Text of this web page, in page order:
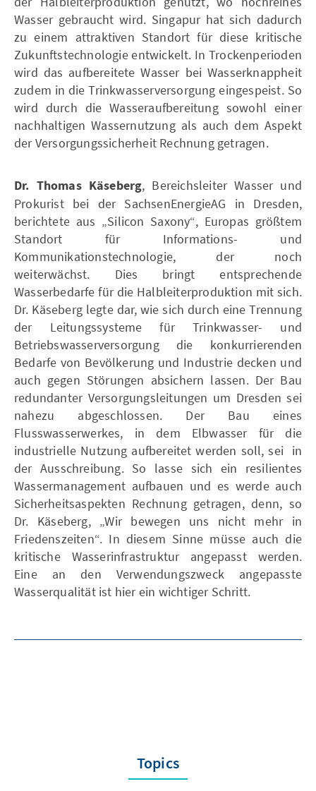
Wasser gebraucht wird. Singapur hat sich dadurch
zu einem attraktiven Standort für diese kritische
Zukunftstechnologie entwickelt. In Trockenperioden
wird das aufbereitete Wasser bei Wasserknappheit
zudem in die Trinkwasserversorgung eingespeist. So
wird durch die Wasseraufbereitung sowohl einer
nachhaltigen Wassernutzung als auch dem Aspekt
der Versorgungssicherheit Rechnung getragen.
Dr. Thomas Käseberg, Bereichsleiter Wasser und
Prokurist bei der SachsenEnergieAG in Dresden,
berichtete aus „Silicon Saxony“, Europas größtem
Standort für Informations- und
Kommunikationstechnologie, der noch
weiterwächst. Dies bringt entsprechende
Wasserbedarfe für die Halbleiterproduktion mit sich.
Dr. Käseberg legte dar, wie sich durch eine Trennung
der Leitungssysteme für Trinkwasser- und
Betriebswasserversorgung die konkurrierenden
Bedarfe von Bevölkerung und Industrie decken und
auch gegen Störungen absichern lassen. Der Bau
redundanter Versorgungsleitungen um Dresden sei
nahezu abgeschlossen. Der Bau eines
Flusswasserwerkes, in dem Elbwasser für die
industrielle Nutzung aufbereitet werden soll, sei in
der Ausschreibung. So lasse sich ein resilientes
Wassermanagement aufbauen und es werde auch
Sicherheitsaspekten Rechnung getragen, denn, so
Dr. Käseberg, „Wir bewegen uns nicht mehr in
Friedenszeiten“. In diesem Sinne müsse auch die
kritische Wasserinfrastruktur angepasst werden.
Eine an den Verwendungszweck angepasste
Wasserqualität ist hier ein wichtiger Schritt.
Topics